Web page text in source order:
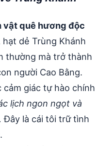
vật quê hương độc
dẻ Trùng Khánh
thường mà trở thành
người Cao Bằng.
giác tự hào chính
lịch ngon ngọt và
Đây là cái tôi trữ tình